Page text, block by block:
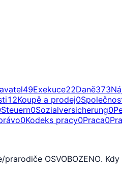
49Exekuce22Daně373
12Koupě a prodej0
Steuern0Sozialversicherung0
0Kodeks pracy0Praca0
OSVOBOZENO.